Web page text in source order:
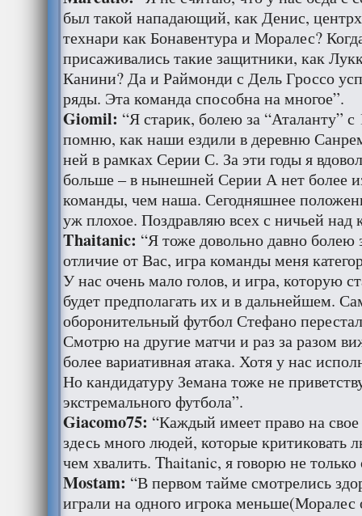
был такой нападающий, как Денис,
технари как Бонавентура и Моралес?
присаживались такие защитники, как
Канини? Да и Раймонди с Дель Гроссо
ряды. Эта команда способна на многое”.
Giomil: “Я старик, болею за “Аталанту” с
помню, как наши ездили в деревню
ней в рамках Серии С. За эти годы я
больше – в нынешней Серии А нет более
команды, чем наша. Сегодняшнее
уж плохое. Поздравляю всех с ничьей над
Thaitanic: “Я тоже довольно давно болею
отличие от Вас, игра команды меня
У нас очень мало голов, и игра, которую
будет предполагать их и в дальнейшем.
оборонительный футбол Стефано
Смотрю на другие матчи и раз за разом
более вариативная атака. Хотя у нас
Но кандидатуру Земана тоже не
экстремального футбола”.
Giacomo75: “Каждый имеет право на
здесь много людей, которые критиковать
чем хвалить. Thaitanic, я говорю не только
Mostam: “В первом тайме смотрелись
играли на одного игрока меньше(Моралес